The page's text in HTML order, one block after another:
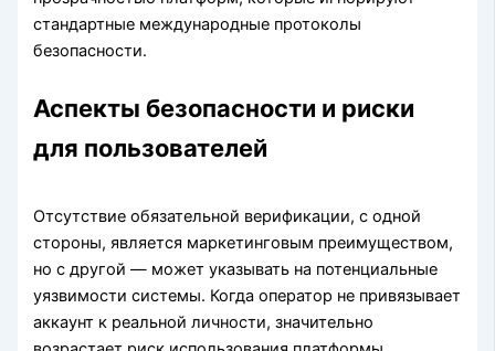
стандартные международные протоколы
безопасности.
Аспекты безопасности и риски
для пользователей
Отсутствие обязательной верификации, с одной
стороны, является маркетинговым преимуществом,
но с другой — может указывать на потенциальные
уязвимости системы. Когда оператор не привязывает
аккаунт к реальной личности, значительно